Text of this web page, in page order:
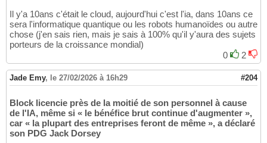
Il y'a 10ans c'était le cloud, aujourd'hui c'est l'ia, dans 10ans ce
sera l'informatique quantique ou les robots humanoïdes ou autre
chose (j'en sais rien, mais je sais à 100% qu'il y'aura des sujets
porteurs de la croissance mondial)
0
2
Jade Emy, le 27/02/2026 à 16h29 #204
Block licencie près de la moitié de son personnel à cause
de l'IA, même si « le bénéfice brut continue d'augmenter »,
car « la plupart des entreprises feront de même », a déclaré
son PDG Jack Dorsey